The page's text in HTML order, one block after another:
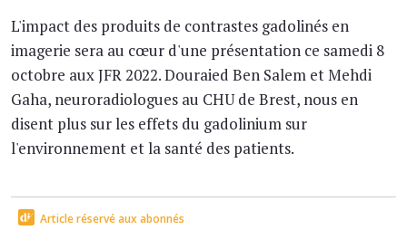
L'impact des produits de contrastes gadolinés en
imagerie sera au cœur d'une présentation ce samedi 8
octobre aux JFR 2022. Douraied Ben Salem et Mehdi
Gaha, neuroradiologues au CHU de Brest, nous en
disent plus sur les effets du gadolinium sur
l'environnement et la santé des patients.
Article réservé aux abonnés